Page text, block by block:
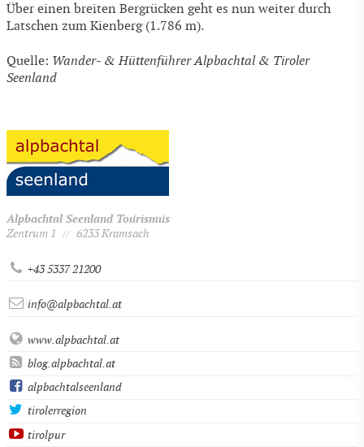
Über einen breiten Bergrücken geht es nun weiter durch
Latschen zum Kienberg (1.786 m).
Quelle: Wander- & Hüttenführer Alpbachtal & Tiroler
Seenland
Alpbachtal Seenland Tourismus
Zentrum 1
// 6233 Kramsach
+43 5337 21200
info@alpbachtal.at
www.alpbachtal.at
blog.alpbachtal.at
alpbachtalseenland
tirolerregion
tirolpur